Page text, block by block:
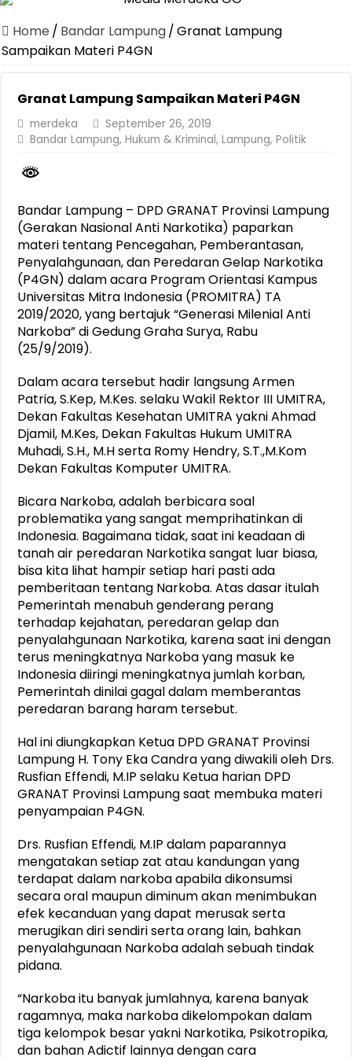
Dirut Jasa Raharja Dampingi Wamenhub Tinjau Penanganan
Pastikan Pelayanan Maksimal, Direksi Jasa Raharja Tinjau Korban
Jasa Raharja Jamin Seluruh Korban Kebakaran KM Mutiara
Gelar Audiensi, Jasa Raharja dan Kementerian PANRB Perkuat
Jasa Raharja dan Korlantas Polri Ajak Masyarakat Akhiri Lawan
FLLAJ Kabupaten Tanggamus Perkuat Sinergi Keselamatan Lalu
Festival Literasi Lampung 2026 Dorong Perpustakaan Jadi Ruang
Home / Bandar Lampung/Granat Lampung
Sampaikan Materi P4GN
Granat Lampung Sampaikan Materi P4GN
merdeka
September 26, 2019
Bandar Lampung,Hukum & Kriminal,Lampung,Politik
Bandar Lampung – DPD GRANAT Provinsi Lampung
(Gerakan Nasional Anti Narkotika) paparkan
materi tentang Pencegahan, Pemberantasan,
Penyalahgunaan, dan Peredaran Gelap Narkotika
(P4GN) dalam acara Program Orientasi Kampus
Universitas Mitra Indonesia (PROMITRA) TA
2019/2020, yang bertajuk “Generasi Milenial Anti
Narkoba” di Gedung Graha Surya, Rabu
(25/9/2019).
Dalam acara tersebut hadir langsung Armen
Patria, S.Kep, M.Kes. selaku Wakil Rektor III UMITRA,
Dekan Fakultas Kesehatan UMITRA yakni Ahmad
Djamil, M.Kes, Dekan Fakultas Hukum UMITRA
Muhadi, S.H., M.H serta Romy Hendry, S.T.,M.Kom
Dekan Fakultas Komputer UMITRA.
Bicara Narkoba, adalah berbicara soal
problematika yang sangat memprihatinkan di
Indonesia. Bagaimana tidak, saat ini keadaan di
tanah air peredaran Narkotika sangat luar biasa,
bisa kita lihat hampir setiap hari pasti ada
pemberitaan tentang Narkoba. Atas dasar itulah
Pemerintah menabuh genderang perang
terhadap kejahatan, peredaran gelap dan
penyalahgunaan Narkotika, karena saat ini dengan
terus meningkatnya Narkoba yang masuk ke
Indonesia diiringi meningkatnya jumlah korban,
Pemerintah dinilai gagal dalam memberantas
peredaran barang haram tersebut.
Hal ini diungkapkan Ketua DPD GRANAT Provinsi
Lampung H. Tony Eka Candra yang diwakili oleh Drs.
Rusfian Effendi, M.IP selaku Ketua harian DPD
GRANAT Provinsi Lampung saat membuka materi
penyampaian P4GN.
Drs. Rusfian Effendi, M.IP dalam paparannya
mengatakan setiap zat atau kandungan yang
terdapat dalam narkoba apabila dikonsumsi
secara oral maupun diminum akan menimbukan
efek kecanduan yang dapat merusak serta
merugikan diri sendiri serta orang lain, bahkan
penyalahgunaan Narkoba adalah sebuah tindak
pidana.
“Narkoba itu banyak jumlahnya, karena banyak
ragamnya, maka narkoba dikelompokan dalam
tiga kelompok besar yakni Narkotika, Psikotropika,
dan bahan Adictif lainnya dengan cara